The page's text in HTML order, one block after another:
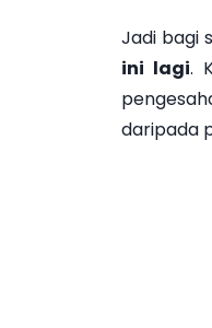
Jadi bagi
ini lagi.
daripada